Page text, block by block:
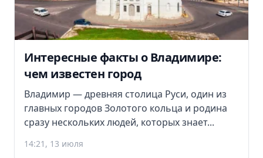
Интересные факты о Владимире:
чем известен город
Владимир — древняя столица Руси, один из
главных городов Золотого кольца и родина
сразу нескольких людей, которых знает...
14:21, 13 июля